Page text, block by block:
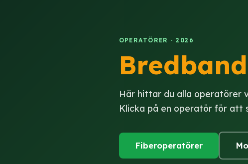
OPERATÖRER · 2026
Här hittar du alla operatörer
Klicka på en operatör för att
Fiberoperatörer